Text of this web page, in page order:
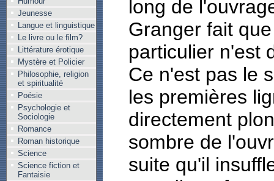
Jeunesse
Langue et linguistique
Le livre ou le film?
Littérature érotique
Mystère et Policier
Philosophie, religion
et spiritualité
Poésie
Psychologie et
Sociologie
Romance
Roman historique
Science
Science fiction et
Fantaisie
long de
Granger fait
particulier n'est
Ce n'est pas le
les premières
directement
sombre de
suite qu'il